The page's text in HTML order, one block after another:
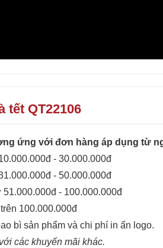
tết QT22106
ứng với đơn hàng áp dụng từ
- 30.000.000đ
- 50.000.000đ
- 100.000.000đ
100.000.000đ
bì sản phẩm và chi phí in ấn logo.
các khuyến mãi khác.